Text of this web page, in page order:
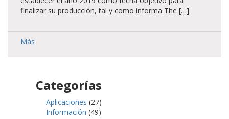
finalizar su producción, tal y como informa The […]
Más
Categorías
Aplicaciones (27)
Información (49)